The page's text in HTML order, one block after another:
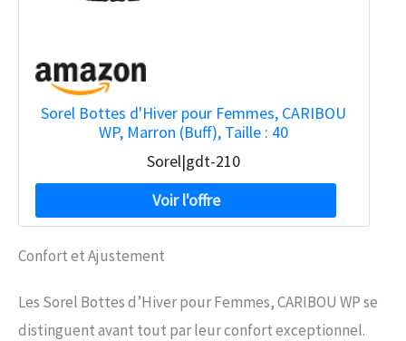
Sorel Bottes d'Hiver pour Femmes, CARIBOU
WP, Marron (Buff), Taille : 40
Sorel|gdt-210
Confort et Ajustement
Les Sorel Bottes d’Hiver pour Femmes, CARIBOU WP se
distinguent avant tout par leur confort exceptionnel.